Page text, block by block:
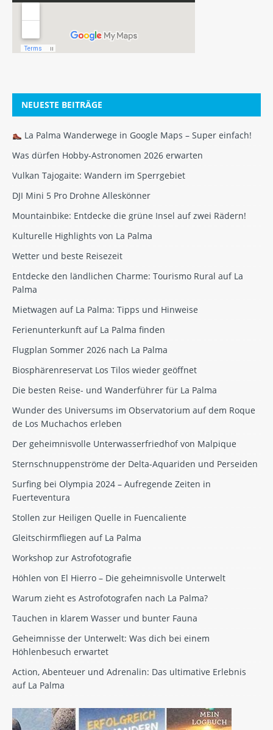
NEUESTE BEITRÄGE
La Palma Wanderwege in Google Maps – Super einfach!
Was dürfen Hobby-Astronomen 2026 erwarten
Vulkan Tajogaite: Wandern im Sperrgebiet
DJI Mini 5 Pro Drohne Alleskönner
Mountainbike: Entdecke die grüne Insel auf zwei Rädern!
Kulturelle Highlights von La Palma
Wetter und beste Reisezeit
Entdecke den ländlichen Charme: Tourismo Rural auf La
Palma
Mietwagen auf La Palma: Tipps und Hinweise
Ferienunterkunft auf La Palma finden
Flugplan Sommer 2026 nach La Palma
Biosphärenreservat Los Tilos wieder geöffnet
Die besten Reise- und Wanderführer für La Palma
Wunder des Universums im Observatorium auf dem Roque
de Los Muchachos erleben
Der geheimnisvolle Unterwasserfriedhof von Malpique
Sternschnuppenströme der Delta-Aquariden und Perseiden
Surfing bei Olympia 2024 – Aufregende Zeiten in
Fuerteventura
Stollen zur Heiligen Quelle in Fuencaliente
Gleitschirmfliegen auf La Palma
Workshop zur Astrofotografie
Höhlen von El Hierro – Die geheimnisvolle Unterwelt
Warum zieht es Astrofotografen nach La Palma?
Tauchen in klarem Wasser und bunter Fauna
Geheimnisse der Unterwelt: Was dich bei einem
Höhlenbesuch erwartet
Action, Abenteuer und Adrenalin: Das ultimative Erlebnis
auf La Palma